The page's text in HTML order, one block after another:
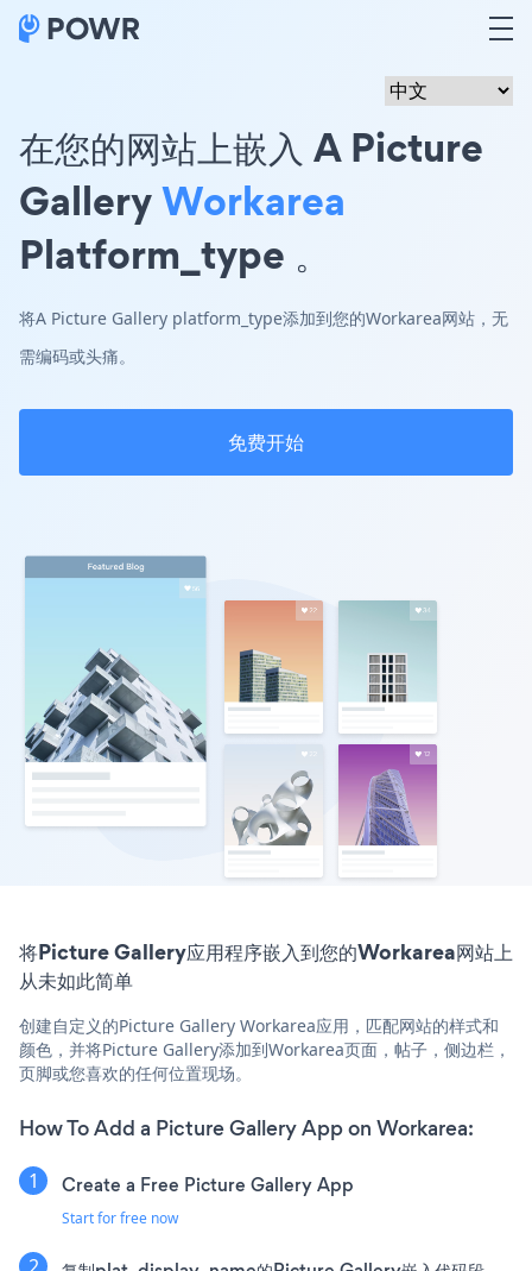
在您的网站上嵌入 A Picture
GalleryWorkarea
Platform_type 。
将A Picture Gallery platform_type添加到您的Workarea网站，无
需编码或头痛。
免费开始
将Picture Gallery应用程序嵌入到您的Workarea网站上
从未如此简单
创建自定义的Picture Gallery Workarea应用，匹配网站的样式和
颜色，并将Picture Gallery添加到Workarea页面，帖子，侧边栏，
页脚或您喜欢的任何位置现场。
How To Add a Picture Gallery App on Workarea:
Create a Free Picture Gallery App
Start for free now